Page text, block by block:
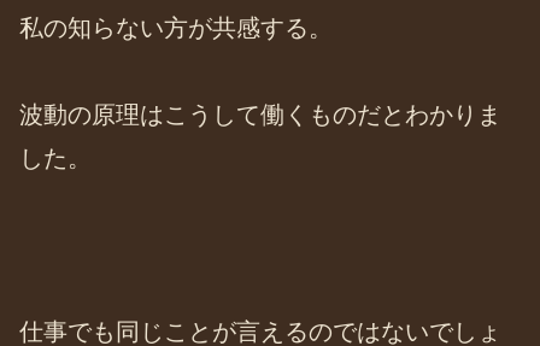
私の知らない方が共感する。
波動の原理はこうして働くものだとわかりま
した。
仕事でも同じことが言えるのではないでしょ